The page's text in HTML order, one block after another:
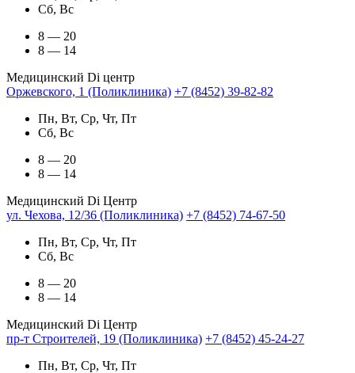
Сб, Вс
8 — 20
8 — 14
Медицинский Di центр
Оржевского, 1 (Поликлиника) +7 (8452) 39-82-82
Пн, Вт, Ср, Чт, Пт
Сб, Вс
8 — 20
8 — 14
Медицинский Di Центр
ул. Чехова, 12/36 (Поликлиника) +7 (8452) 74-67-50
Пн, Вт, Ср, Чт, Пт
Сб, Вс
8 — 20
8 — 14
Медицинский Di Центр
пр-т Строителей, 19 (Поликлиника) +7 (8452) 45-24-27
Пн, Вт, Ср, Чт, Пт